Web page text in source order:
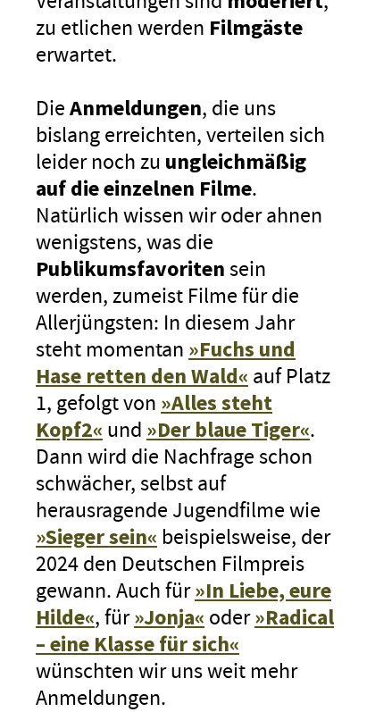
zu etlichen werden Filmgäste
erwartet.
DieAnmeldungen, die uns
bislang erreichten, verteilen sich
leider noch zu ungleichmäßig
auf die einzelnen Filme.
Natürlich wissen wir oder ahnen
wenigstens, was die
Publikumsfavoriten sein
werden, zumeist Filme für die
Allerjüngsten: In diesem Jahr
steht momentan »Fuchs und
Hase retten den Wald« auf Platz
1, gefolgt von »Alles steht
Kopf2« und »Der blaue Tiger«.
Dann wird die Nachfrage schon
schwächer, selbst auf
herausragende Jugendfilme wie
»Sieger sein« beispielsweise, der
2024 den Deutschen Filmpreis
gewann. Auch für»In Liebe, eure
Hilde«, für»Jonja« oder»Radical
– eine Klasse für sich«
wünschten wir uns weit mehr
Anmeldungen.